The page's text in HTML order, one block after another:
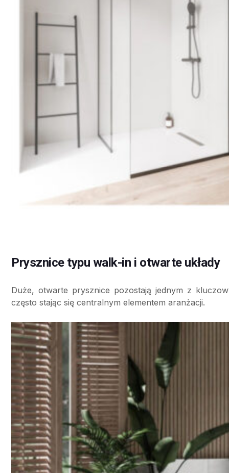
Prysznice typu walk-in i otwarte układy
Duże, otwarte prysznice pozostają jednym z
często stając się centralnym elementem aranżacji.